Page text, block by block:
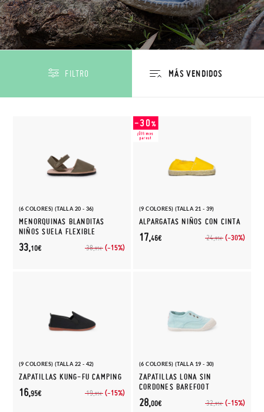
FILTRO
(6 COLORES) (TALLA 20 - 36)
MENORQUINAS BLANDITAS
NIÑOS SUELA FLEXIBLE
38,95€ (-15%)
33,10€
(9 COLORES) (TALLA 21 - 39)
ALPARGATAS NIÑOS CON CINTA
24,95€ (-30%)
17,46€
(9 COLORES) (TALLA 22 - 42)
ZAPATILLAS KUNG-FU CAMPING
19,95€ (-15%)
16,95€
(6 COLORES) (TALLA 19 - 30)
ZAPATILLAS LONA SIN
CORDONES BAREFOOT
32,95€ (-15%)
28,00€